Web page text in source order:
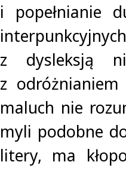
i popełnianie
z dysleksją
z
maluch nie
myli podobne
litery, ma